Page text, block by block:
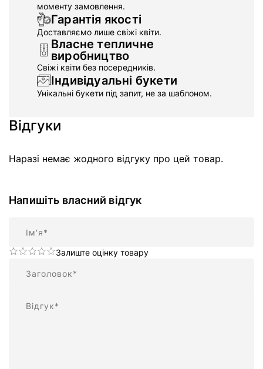
моменту замовлення.
Гарантія якості
Доставляємо лише свіжі квіти.
Власне тепличне
виробництво
Свіжі квіти без посередників.
Індивідуальні букети
Унікальні букети під запит, не за шаблоном.
Відгуки
Наразі немає жодного відгуку про цей товар.
Напишіть власний відгук
Залиште оцінку товару